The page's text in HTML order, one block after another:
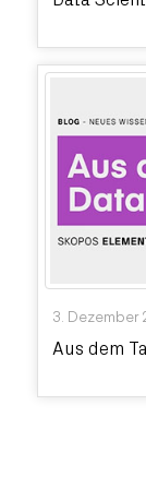
3. Dezember
Aus dem